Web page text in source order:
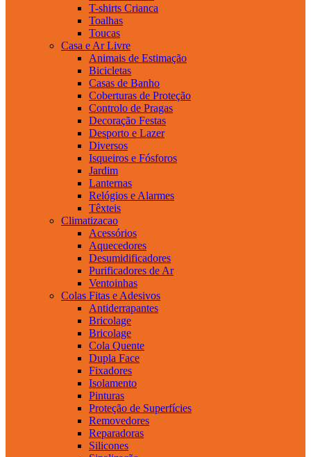
T-shirts Crianca
Toalhas
Toucas
Casa e Ar Livre
Animais de Estimação
Bicicletas
Casas de Banho
Coberturas de Proteção
Controlo de Pragas
Decoração Festas
Desporto e Lazer
Diversos
Isqueiros e Fósforos
Jardim
Lanternas
Relógios e Alarmes
Têxteis
Climatizacao
Acessórios
Aquecedores
Desumidificadores
Purificadores de Ar
Ventoinhas
Colas Fitas e Adesivos
Antiderrapantes
Bricolage
Bricolage
Cola Quente
Dupla Face
Fixadores
Isolamento
Pinturas
Proteção de Superfícies
Removedores
Reparadoras
Silicones